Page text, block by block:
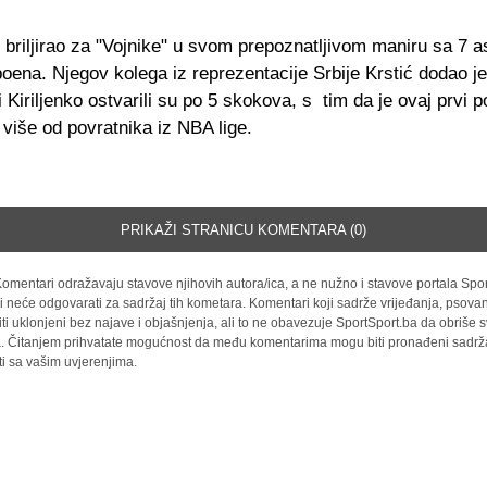
briljirao za "Vojnike" u svom prepoznatljivom maniru sa 7
Njegov kolega iz reprezentacije Srbije Krstić dodao
Kiriljenko ostvarili su po 5 skokova, s tim da je ovaj prvi
od povratnika iz NBA lige.
PRIKAŽI STRANICU KOMENTARA (0)
odražavaju stavove njihovih autora/ica, a ne nužno i stavove portala
neće odgovarati za sadržaj tih kometara. Komentari koji sadrže vrijeđanja,
uklonjeni bez najave i objašnjenja, ali to ne obavezuje SportSport.ba da obriše
Čitanjem prihvatate mogućnost da među komentarima mogu biti pronađeni
sa vašim uvjerenjima.